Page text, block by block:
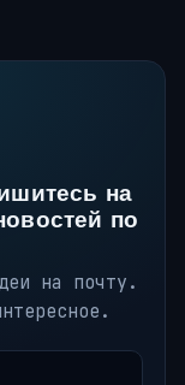
на
по
на почту.